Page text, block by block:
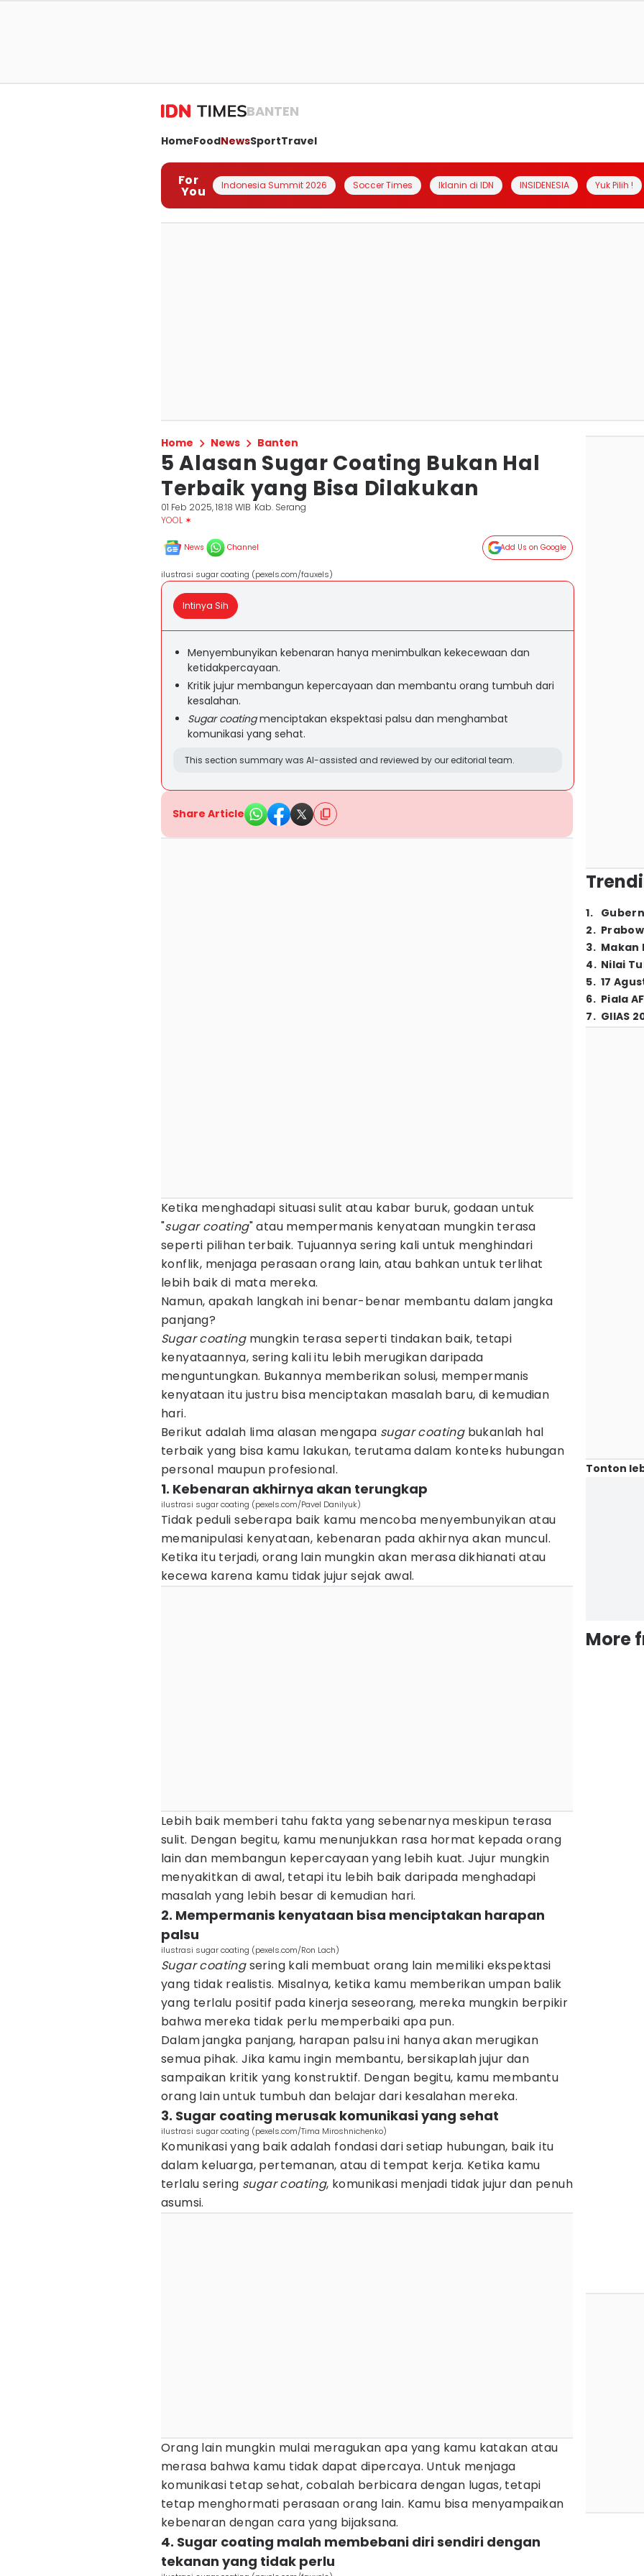
BANTEN
HomeFoodNewsSportTravel
For
You Indonesia Summit 2026 Soccer Times Iklanin di IDN INSIDENESIA Yuk Pilih !
Home News Banten
5 Alasan Sugar Coating Bukan Hal
Terbaik yang Bisa Dilakukan
01 Feb 2025, 18:18 WIB Kab. Serang
YOOL ✶
News Channel Add Us on Google
ilustrasi sugar coating (pexels.com/fauxels)
Intinya Sih
Menyembunyikan kebenaran hanya menimbulkan kekecewaan dan
ketidakpercayaan.
Kritik jujur membangun kepercayaan dan membantu orang tumbuh dari
kesalahan.
Sugar coatingmenciptakan ekspektasi palsu dan menghambat
komunikasi yang sehat.
This section summary was AI-assisted and reviewed by our editorial team.
Share Article
Ketika menghadapi situasi sulit atau kabar buruk, godaan untuk
"sugar coating" atau mempermanis kenyataan mungkin terasa
seperti pilihan terbaik. Tujuannya sering kali untuk menghindari
konflik, menjaga perasaan orang lain, atau bahkan untuk terlihat
lebih baik di mata mereka.
Namun, apakah langkah ini benar-benar membantu dalam jangka
panjang?
Sugar coatingmungkin terasa seperti tindakan baik, tetapi
kenyataannya, sering kali itu lebih merugikan daripada
menguntungkan. Bukannya memberikan solusi, mempermanis
kenyataan itu justru bisa menciptakan masalah baru, di kemudian
hari.
Berikut adalah lima alasan mengapa sugar coatingbukanlah hal
terbaik yang bisa kamu lakukan, terutama dalam konteks hubungan
personal maupun profesional.
1. Kebenaran akhirnya akan terungkap
ilustrasi sugar coating (pexels.com/Pavel Danilyuk)
Tidak peduli seberapa baik kamu mencoba menyembunyikan atau
memanipulasi kenyataan, kebenaran pada akhirnya akan muncul.
Ketika itu terjadi, orang lain mungkin akan merasa dikhianati atau
kecewa karena kamu tidak jujur sejak awal.
Lebih baik memberi tahu fakta yang sebenarnya meskipun terasa
sulit. Dengan begitu, kamu menunjukkan rasa hormat kepada orang
lain dan membangun kepercayaan yang lebih kuat. Jujur mungkin
menyakitkan di awal, tetapi itu lebih baik daripada menghadapi
masalah yang lebih besar di kemudian hari.
2. Mempermanis kenyataan bisa menciptakan harapan
palsu
ilustrasi sugar coating (pexels.com/Ron Lach)
Sugar coatingsering kali membuat orang lain memiliki ekspektasi
yang tidak realistis. Misalnya, ketika kamu memberikan umpan balik
yang terlalu positif pada kinerja seseorang, mereka mungkin berpikir
bahwa mereka tidak perlu memperbaiki apa pun.
Dalam jangka panjang, harapan palsu ini hanya akan merugikan
semua pihak. Jika kamu ingin membantu, bersikaplah jujur dan
sampaikan kritik yang konstruktif. Dengan begitu, kamu membantu
orang lain untuk tumbuh dan belajar dari kesalahan mereka.
3. Sugar coating merusak komunikasi yang sehat
ilustrasi sugar coating (pexels.com/Tima Miroshnichenko)
Komunikasi yang baik adalah fondasi dari setiap hubungan, baik itu
dalam keluarga, pertemanan, atau di tempat kerja. Ketika kamu
terlalu sering sugar coating, komunikasi menjadi tidak jujur dan penuh
asumsi.
Orang lain mungkin mulai meragukan apa yang kamu katakan atau
merasa bahwa kamu tidak dapat dipercaya. Untuk menjaga
komunikasi tetap sehat, cobalah berbicara dengan lugas, tetapi
tetap menghormati perasaan orang lain. Kamu bisa menyampaikan
kebenaran dengan cara yang bijaksana.
4. Sugar coating malah membebani diri sendiri dengan
tekanan yang tidak perlu
1.
2.
3. Makan
4. Nilai
5. 17
6. Piala
7. GIIAS
Tonton
More